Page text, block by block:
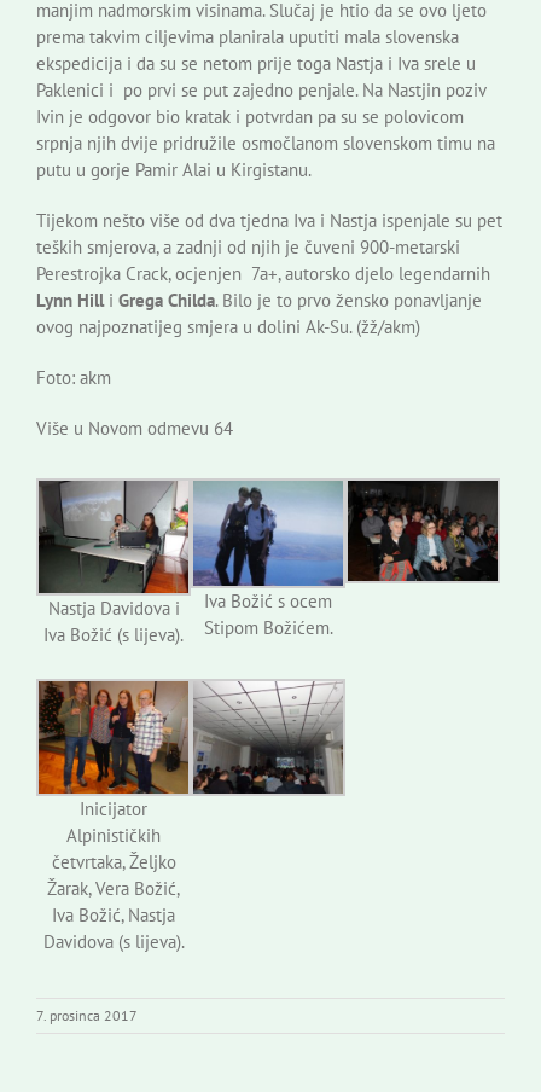
manjim nadmorskim visinama. Slučaj je htio da se ovo ljeto
prema takvim ciljevima planirala uputiti mala slovenska
ekspedicija i da su se netom prije toga Nastja i Iva srele u
Paklenici i po prvi se put zajedno penjale. Na Nastjin poziv
Ivin je odgovor bio kratak i potvrdan pa su se polovicom
srpnja njih dvije pridružile osmočlanom slovenskom timu na
putu u gorje Pamir Alai u Kirgistanu.
Tijekom nešto više od dva tjedna Iva i Nastja ispenjale su pet
teških smjerova, a zadnji od njih je čuveni 900-metarski
Perestrojka Crack, ocjenjen 7a+, autorsko djelo legendarnih
Lynn Hilli Grega Childa. Bilo je to prvo žensko ponavljanje
ovog najpoznatijeg smjera u dolini Ak-Su. (žž/akm)
Foto: akm
Više u Novom odmevu 64
Nastja Davidova i
Iva Božić (s lijeva).
Iva Božić s ocem
Stipom Božićem.
Inicijator
Alpinističkih
četvrtaka, Željko
Žarak, Vera Božić,
Iva Božić, Nastja
Davidova (s lijeva).
7. prosinca 2017